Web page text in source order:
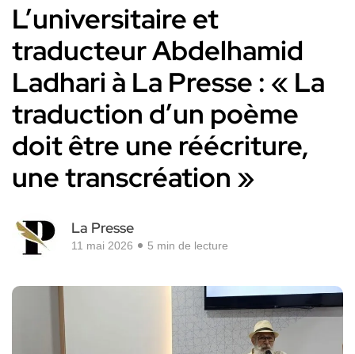
L’universitaire et
traducteur Abdelhamid
Ladhari à La Presse : « La
traduction d’un poème
doit être une réécriture,
une transcréation »
La Presse
11 mai 2026 5 min de lecture